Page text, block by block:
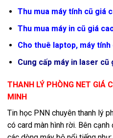
Thu mua máy tính cũ giá
Thu mua máy in cũ giá
Cho thuê laptop, máy tính
Cung cấp máy in laser cũ
THANH LÝ PHÒNG NET GIÁ
MINH
Tin học PNN chuyên thanh lý
có card màn hình rời. Bên